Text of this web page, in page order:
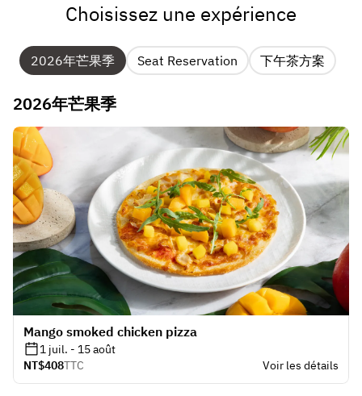
Choisissez une expérience
2026年芒果季 Seat Reservation 下午茶方案
2026年芒果季
Mango smoked chicken pizza
1 juil. - 15 août
NT$408TTC Voir les détails